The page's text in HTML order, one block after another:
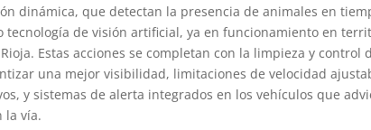
dinámica, que detectan la presencia de animales en
tecnología de visión artificial, ya en funcionamiento en
Rioja. Estas acciones se completan con la limpieza y control
una mejor visibilidad, limitaciones de velocidad
y sistemas de alerta integrados en los vehículos que
la vía.